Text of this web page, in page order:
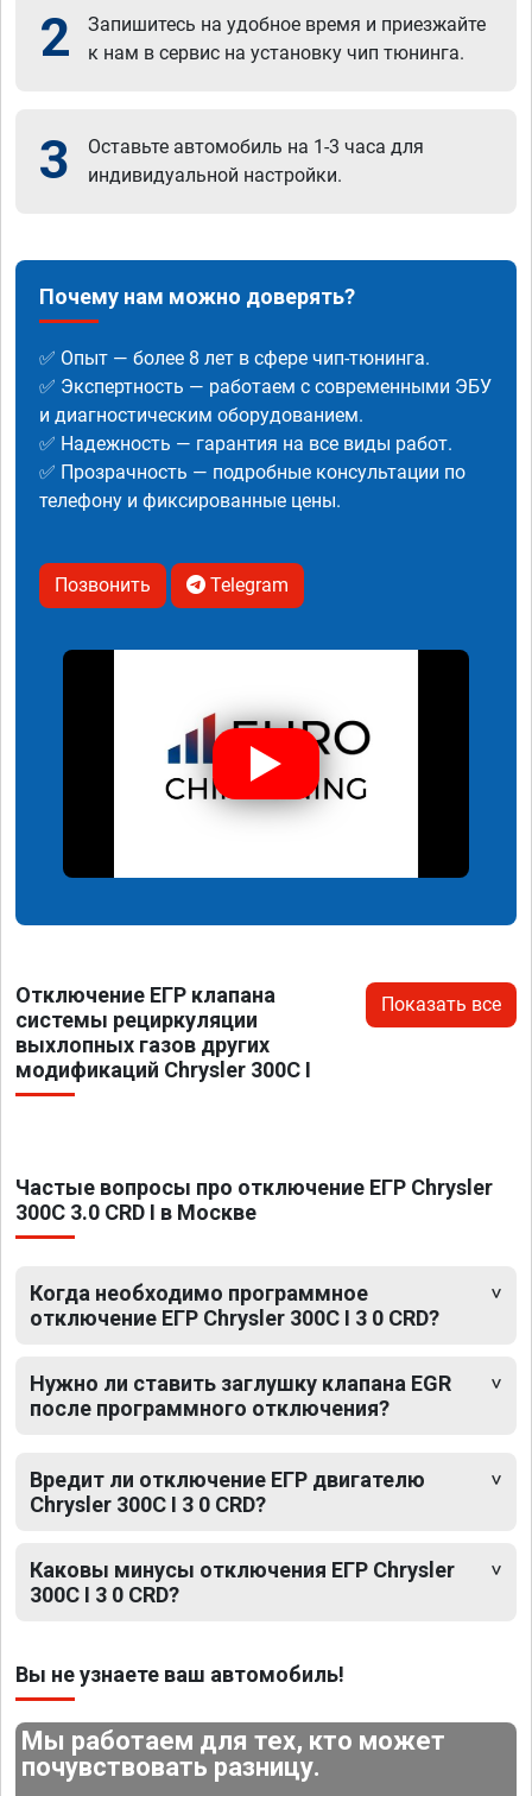
2
Запишитесь на удобное время и приезжайте
к нам в сервис на установку чип тюнинга.
3
Оставьте автомобиль на 1-3 часа для
индивидуальной настройки.
Почему нам можно доверять?
✅ Опыт — более 8 лет в сфере чип-тюнинга.
✅ Экспертность — работаем с современными ЭБУ
и диагностическим оборудованием.
✅ Надежность — гарантия на все виды работ.
✅ Прозрачность — подробные консультации по
телефону и фиксированные цены.
Позвонить Telegram
Отключение ЕГР клапана
системы рециркуляции
выхлопных газов других
модификаций Chrysler 300C I
Показать все
Частые вопросы про отключение ЕГР Chrysler
300C 3.0 CRD I в Москве
Когда необходимо программное
отключение ЕГР Chrysler 300C I 3 0 CRD?
Нужно ли ставить заглушку клапана EGR
после программного отключения?
Вредит ли отключение ЕГР двигателю
Chrysler 300C I 3 0 CRD?
Каковы минусы отключения ЕГР Chrysler
300C I 3 0 CRD?
Вы не узнаете ваш автомобиль!
Мы работаем для тех, кто может
почувствовать разницу.